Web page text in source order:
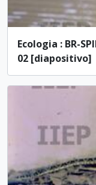
Ecologia : BR-
02 [diapositivo]